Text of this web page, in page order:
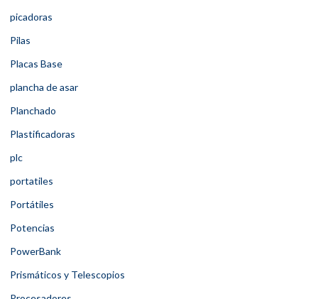
picadoras
Pilas
Placas Base
plancha de asar
Planchado
Plastificadoras
plc
portatiles
Portátiles
Potencias
PowerBank
Prismáticos y Telescopios